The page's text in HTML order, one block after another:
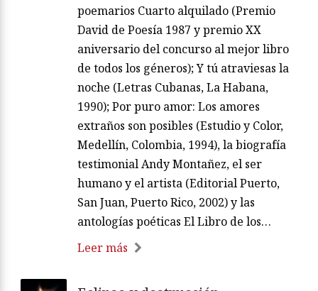
poemarios Cuarto alquilado (Premio
David de Poesía 1987 y premio XX
aniversario del concurso al mejor libro
de todos los géneros); Y tú atraviesas la
noche (Letras Cubanas, La Habana,
1990); Por puro amor: Los amores
extraños son posibles (Estudio y Color,
Medellín, Colombia, 1994), la biografía
testimonial Andy Montañez, el ser
humano y el artista (Editorial Puerto,
San Juan, Puerto Rico, 2002) y las
antologías poéticas El Libro de los…
Leer más